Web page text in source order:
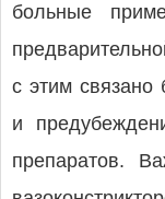
больные
с этим связано
и
препаратов.